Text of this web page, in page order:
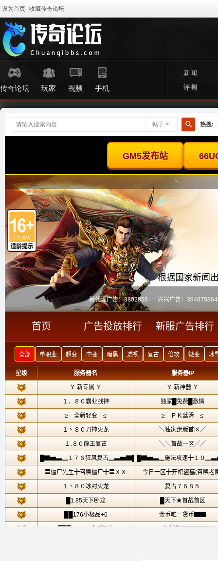
设为首页 收藏传奇论坛
传奇论坛 玩家 视频 手机
新闻
评测
帖子
搜
热搜: